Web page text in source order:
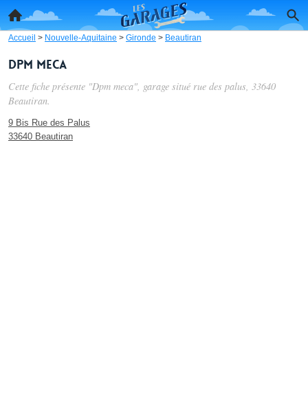
Accueil > Nouvelle-Aquitaine > Gironde > Beautiran
Dpm meca
Cette fiche présente "Dpm meca", garage situé rue des palus, 33640
Beautiran.
9 Bis Rue des Palus
33640 Beautiran